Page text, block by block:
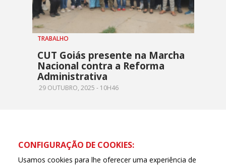
TRABALHO
CUT Goiás presente na Marcha
Nacional contra a Reforma
Administrativa
29 OUTUBRO, 2025 - 10H46
CONFIGURAÇÃO DE COOKIES:
Usamos cookies para lhe oferecer uma experiência de